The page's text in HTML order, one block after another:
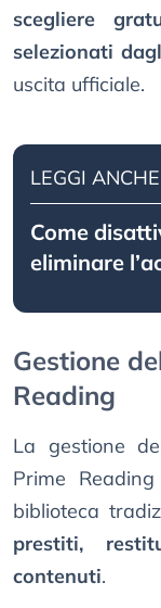
scegliere
selezionati
uscita ufficiale.
LEGGI ANCHE
Come
eliminare
Gestione
Reading
La gestione
Prime
biblioteca
prestiti,
contenuti.